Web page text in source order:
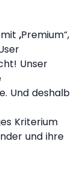
„Premium“,
Unser
Und deshalb
Kriterium
und ihre